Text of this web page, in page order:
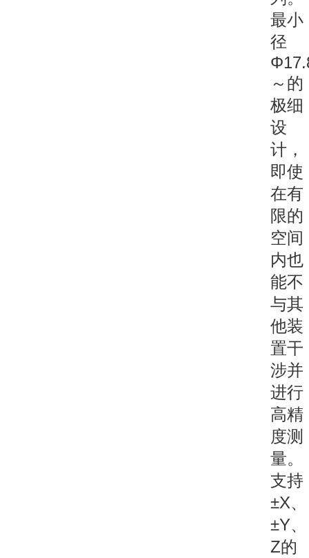
最小
径
～的
极细
设
计，
即使
在有
限的
空间
内也
能不
与其
他装
置干
涉并
进行
高精
度测
量。
支持
±X、
±Y、
Z的